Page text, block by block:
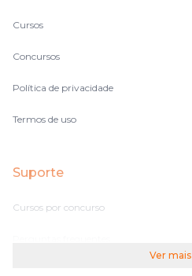
Cursos
Concursos
Política de privacidade
Termos de uso
Suporte
Cursos por concurso
Ver mais